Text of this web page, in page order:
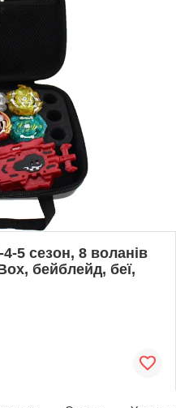
5 сезон, 8 воланів
бейблейд, беї,